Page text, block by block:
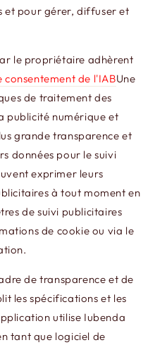
et pour gérer, diffuser et
le propriétaire adhèrent
de l'IABUne
de traitement des
publicité numérique et
grande transparence et
données pour le suivi
exprimer leurs
à tout moment en
de suivi publicitaires
de cookie ou via le
de transparence et de
les spécifications et les
utilise Iubenda
tant que logiciel de